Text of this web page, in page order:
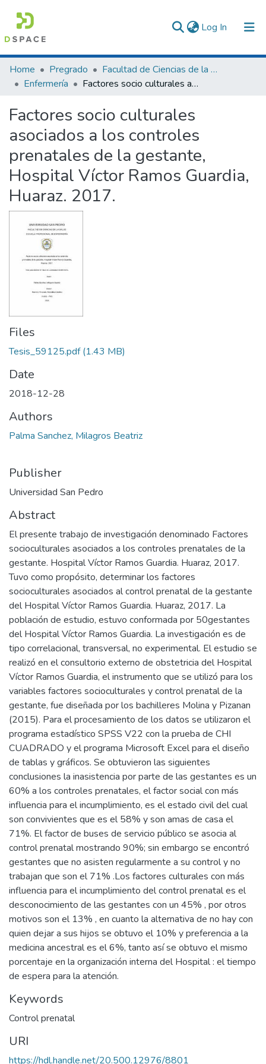
Log In (current)
Communities & Collections
All of DSpace
Statistics
Home Pregrado
Facultad de Ciencias de la Salud
Enfermería
Factores socio culturales asociados a los controles prenatales de la gestante, Hospital Víctor Ramos Guardia, Huaraz. 2017.
Factores socio culturales
asociados a los controles
prenatales de la gestante,
Hospital Víctor Ramos Guardia,
Huaraz. 2017.
Files
Tesis_59125.pdf(1.43 MB)
Date
2018-12-28
Authors
Palma Sanchez, Milagros Beatriz
Publisher
Universidad San Pedro
Abstract
El presente trabajo de investigación denominado Factores
socioculturales asociados a los controles prenatales de la
gestante. Hospital Víctor Ramos Guardia. Huaraz, 2017.
Tuvo como propósito, determinar los factores
socioculturales asociados al control prenatal de la gestante
del Hospital Víctor Ramos Guardia. Huaraz, 2017. La
población de estudio, estuvo conformada por 50gestantes
del Hospital Víctor Ramos Guardia. La investigación es de
tipo correlacional, transversal, no experimental. El estudio se
realizó en el consultorio externo de obstetricia del Hospital
Víctor Ramos Guardia, el instrumento que se utilizó para los
variables factores socioculturales y control prenatal de la
gestante, fue diseñada por los bachilleres Molina y Pizanan
(2015). Para el procesamiento de los datos se utilizaron el
programa estadístico SPSS V22 con la prueba de CHI
CUADRADO y el programa Microsoft Excel para el diseño
de tablas y gráficos. Se obtuvieron las siguientes
conclusiones la inasistencia por parte de las gestantes es un
60% a los controles prenatales, el factor social con más
influencia para el incumplimiento, es el estado civil del cual
son convivientes que es el 58% y son amas de casa el
71%. El factor de buses de servicio público se asocia al
control prenatal mostrando 90%; sin embargo se encontró
gestantes que no asisten regularmente a su control y no
trabajan que son el 71% .Los factores culturales con más
influencia para el incumplimiento del control prenatal es el
desconocimiento de las gestantes con un 45% , por otros
motivos son el 13% , en cuanto la alternativa de no hay con
quien dejar a sus hijos se obtuvo el 10% y preferencia a la
medicina ancestral es el 6%, tanto así se obtuvo el mismo
porcentaje en la organización interna del Hospital : el tiempo
de espera para la atención.
Keywords
Control prenatal
URI
https://hdl.handle.net/20.500.12976/8801